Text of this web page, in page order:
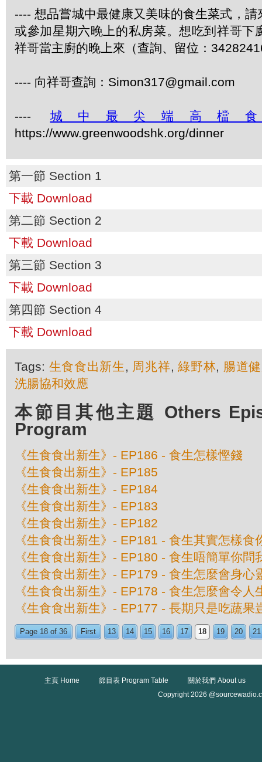
---- 想品嘗城中最健康又美味的食生菜式，
或參加星期六晚上的私房菜。想吃到祥哥下
祥哥當主廚的晚上來（查詢、留位：
---- 向祥哥查詢：Simon317@gmail.com
---- 城中最尖端高檔
https://www.greenwoodshk.org/dinner
第一節 Section 1
下載 Download
第二節 Section 2
下載 Download
第三節 Section 3
下載 Download
第四節 Section 4
下載 Download
Tags: 生食食出新生 , 周兆祥,綠野林, 腸道
洗腸協和效應
本節目其他主題 Others
Program
《生食食出新生》- EP186 - 食生怎樣慳錢
《生食食出新生》- EP185
《生食食出新生》- EP184
《生食食出新生》- EP183
《生食食出新生》- EP182
《生食食出新生》- EP181 - 食生其實怎樣食
《生食食出新生》- EP180 - 食生唔簡單你問
《生食食出新生》- EP179 - 食生怎麼會身心
《生食食出新生》- EP178 - 食生怎麼會令人
《生食食出新生》- EP177 - 長期只是吃蔬果
Page 18 of 36 First 13 14 15 16 17 18 19 20 21
主頁 Home 節目表 Program Table
關於我們 About us
Copyright 2026